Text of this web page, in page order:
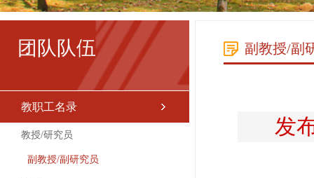
团队队伍
教职工名录
教授/研究员
副教授/副研究员
副教授/副
发